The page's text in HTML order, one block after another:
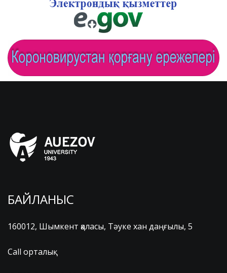
БАЙЛАНЫС
160012, Шымкент қаласы, Тәуке хан даңғылы, 5
Call орталық